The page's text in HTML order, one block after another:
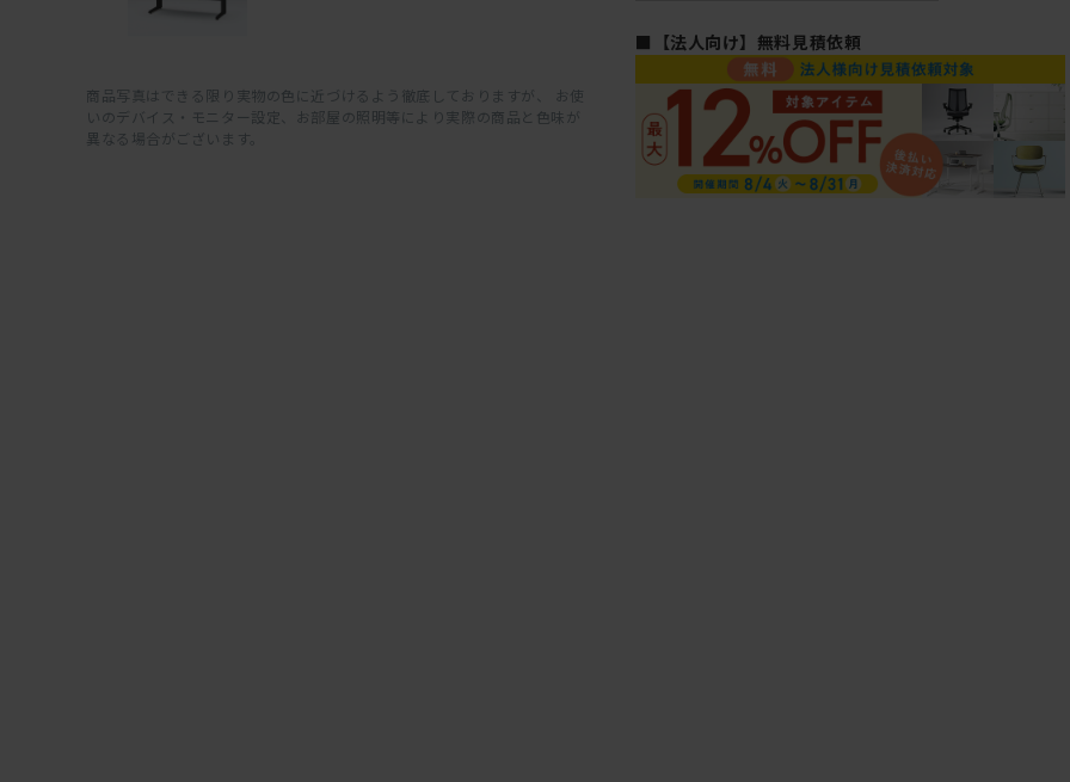
商品写真はできる限り実物の色に近づけるよう徹底しておりますが、 お使
いのデバイス・モニター設定、お部屋の照明等により実際の商品と色味が
異なる場合がございます。
■【法人向け】無料見積依頼